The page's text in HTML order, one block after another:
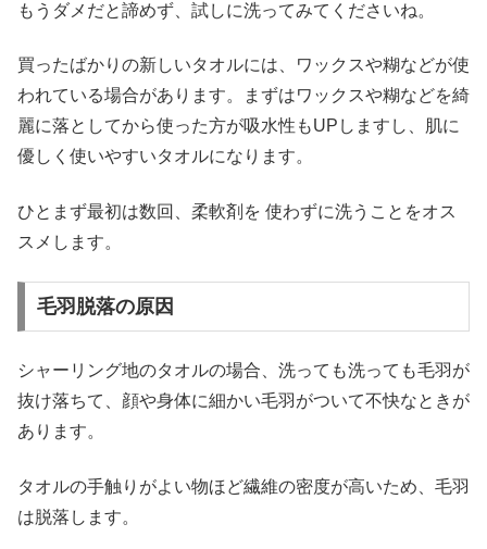
もうダメだと諦めず、試しに洗ってみてくださいね。
買ったばかりの新しいタオルには、ワックスや糊などが使
われている場合があります。まずはワックスや糊などを綺
麗に落としてから使った方が吸水性もUPしますし、肌に
優しく使いやすいタオルになります。
ひとまず最初は数回、柔軟剤を 使わずに洗うことをオス
スメします。
毛羽脱落の原因
シャーリング地のタオルの場合、洗っても洗っても毛羽が
抜け落ちて、顔や身体に細かい毛羽がついて不快なときが
あります。
タオルの手触りがよい物ほど繊維の密度が高いため、毛羽
は脱落します。